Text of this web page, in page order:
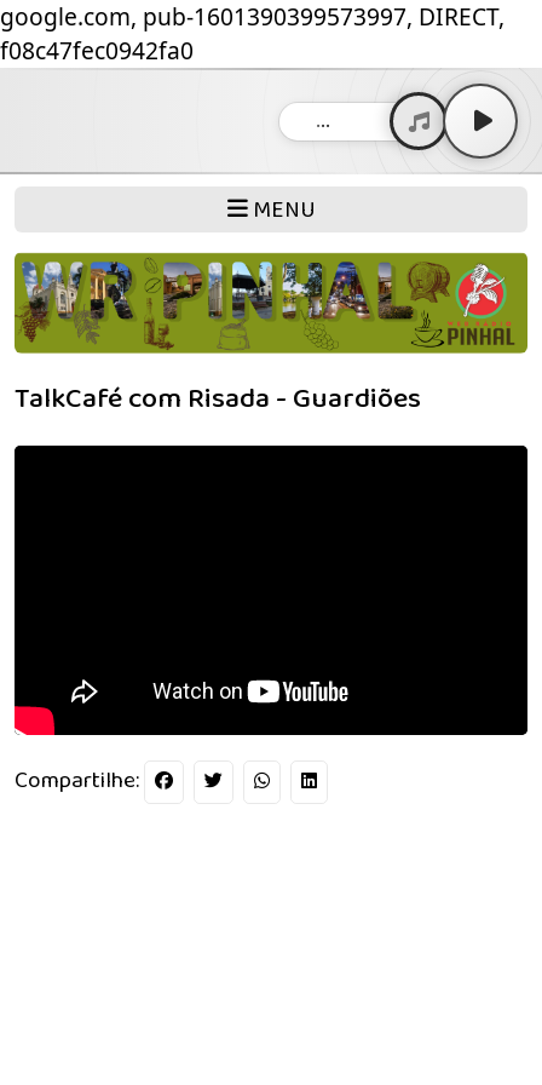
google.com, pub-1601390399573997, DIRECT,
f08c47fec0942fa0
...
MENU
TalkCafé com Risada - Guardiões
Compartilhe: